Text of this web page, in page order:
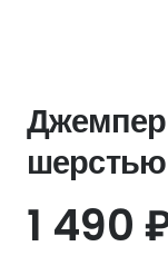
Джемпер
шерстью
1 490